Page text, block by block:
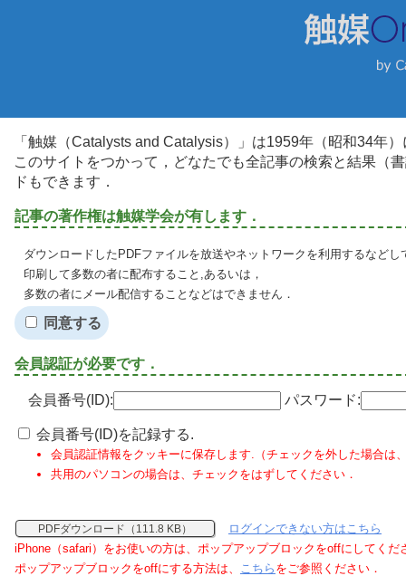
「触媒（Catalysts and Catalysis）」は1959年（昭和34年
このサイトをつかって，どなたでも全記事の検索と結果（
ドもできます．
記事の著作権は触媒学会が有します．
ダウンロードしたPDFファイルを放送やネットワークを利用するなど
印刷して多数の者に配布すること,あるいは，
多数の者にメール配信することなどはできません．
同意する
会員認証が必要です．
会員番号(ID): パスワード:
会員番号(ID)を記録する.
会員認証情報をクッキーに保存します.（チェックを外した場合は
共用のパソコンの場合は、チェックをはずしてください．
PDFダウンロード（111.8 KB）
ログインできない方はこちら
iPhone（safari）をお使いの方は、ポップアップブロックをoffにしてくだ
ポップアップブロックをoffにする方法は、 こちら をご参照ください．